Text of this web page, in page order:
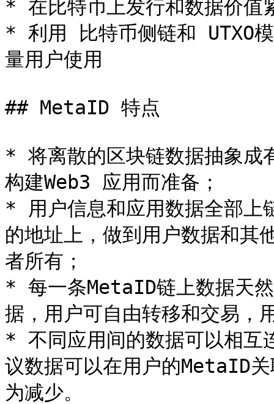
* 在比特币上发行和数据价
* 利用 比特币侧链和 UTXO
量用户使用
## MetaID 特点
* 将离散的区块链数据抽象成
构建Web3 应用而准备；
* 用户信息和应用数据全部上
的地址上，做到用户数据和其
者所有；
* 每一条MetaID链上数据天
据，用户可自由转移和交易，
* 不同应用间的数据可以相互
议数据可以在用户的MetaID
为减少。